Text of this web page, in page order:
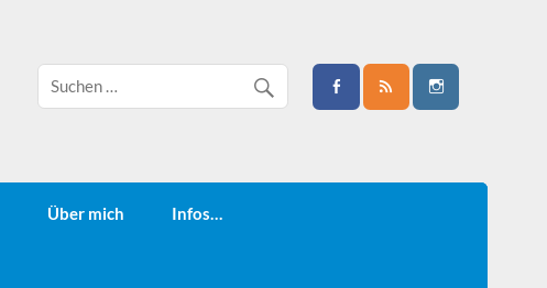
Über mich Infos…